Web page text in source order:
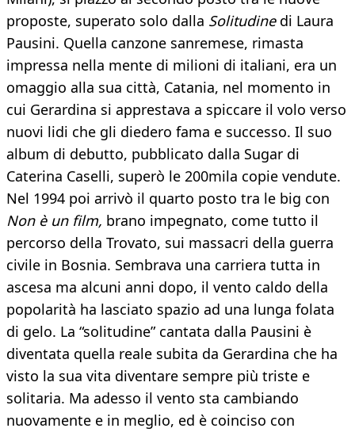
proposte, superato solo dalla Solitudinedi Laura
Pausini. Quella canzone sanremese, rimasta
impressa nella mente di milioni di italiani, era un
omaggio alla sua città, Catania, nel momento in
cui Gerardina si apprestava a spiccare il volo verso
nuovi lidi che gli diedero fama e successo. Il suo
album di debutto, pubblicato dalla Sugar di
Caterina Caselli, superò le 200mila copie vendute.
Nel 1994 poi arrivò il quarto posto tra le big con
Non è un film, brano impegnato, come tutto il
percorso della Trovato, sui massacri della guerra
civile in Bosnia. Sembrava una carriera tutta in
ascesa ma alcuni anni dopo, il vento caldo della
popolarità ha lasciato spazio ad una lunga folata
di gelo. La “solitudine” cantata dalla Pausini è
diventata quella reale subita da Gerardina che ha
visto la sua vita diventare sempre più triste e
solitaria. Ma adesso il vento sta cambiando
nuovamente e in meglio, ed è coinciso con